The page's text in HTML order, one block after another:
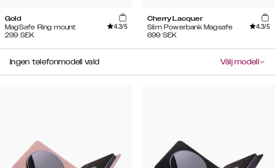
Gold
MagSafe Ring mount
4.3/5
299 SEK
Cherry Lacquer
Slim Powerbank Magsafe
4.3/5
699 SEK
Ingen telefonmodell vald Välj modell